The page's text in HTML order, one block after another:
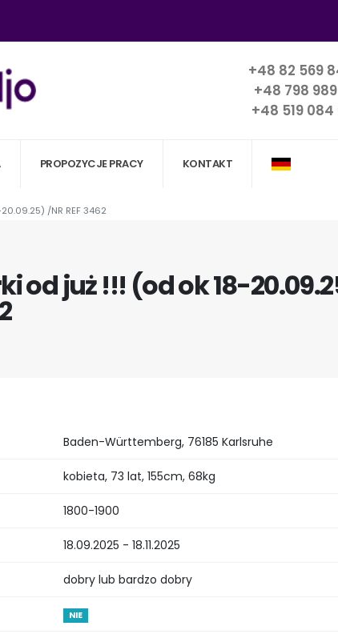
+48 82 569
+48 798
+48 519
PROPOZYCJE PRACY KONTAKT
20.09.25) /NR REF 3462
od już !!! (od ok 18-
Baden-Württemberg, 76185 Karlsruhe
kobieta, 73 lat, 155cm, 68kg
1800-1900
18.09.2025 - 18.11.2025
dobry lub bardzo dobry
NIE